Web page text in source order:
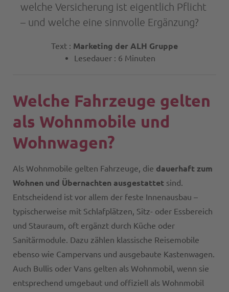
welche Versicherung ist eigentlich Pflicht
– und welche eine sinnvolle Ergänzung?
Text : Marketing der ALH Gruppe
Lesedauer : 6 Minuten
Welche Fahrzeuge gelten
als Wohnmobile und
Wohnwagen?
Als Wohnmobile gelten Fahrzeuge, die dauerhaft zum
Wohnen und Übernachten ausgestattet sind.
Entscheidend ist vor allem der feste Innenausbau –
typischerweise mit Schlafplätzen, Sitz- oder Essbereich
und Stauraum, oft ergänzt durch Küche oder
Sanitärmodule. Dazu zählen klassische Reisemobile
ebenso wie Campervans und ausgebaute Kastenwagen.
Auch Bullis oder Vans gelten als Wohnmobil, wenn sie
entsprechend umgebaut und offiziell als Wohnmobil